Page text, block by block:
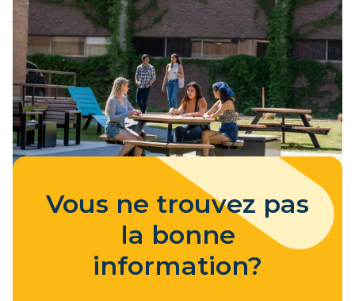
Vous ne trouvez pas
la bonne
information?